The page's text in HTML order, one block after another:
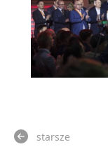
starsze